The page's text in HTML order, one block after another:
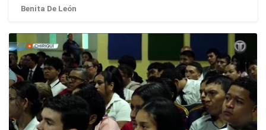
Benita De León